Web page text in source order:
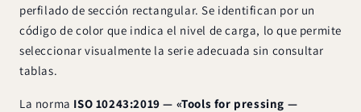
perfilado de sección rectangular. Se identifican por un
código de color que indica el nivel de carga, lo que permite
seleccionar visualmente la serie adecuada sin consultar
tablas.
La norma ISO 10243:2019 — «Tools for pressing —